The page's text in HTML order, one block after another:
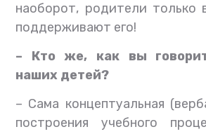
наоборот, родители только
поддерживают его!
– Кто же, как вы
наших детей?
– Сама концептуальная
построения учебного